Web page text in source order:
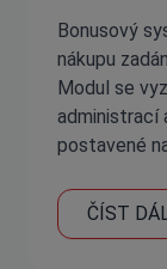
Bonusový
nákupu
Modul se
administrací
postavené
ČÍST